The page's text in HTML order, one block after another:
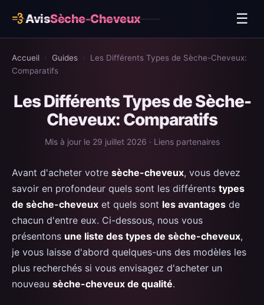
💨AvisSèche-Cheveux ☰
Comparatif
Avis produits
Dyson Supersonic Nural
BaByliss Air Power Pro ✨
Laifen Swift ✨
Remington PROluxe AC9140
Rowenta Maestria
BaByliss Digital Sensor
Panasonic nanoe
Guides
Accueil › Guides ›
Les Différents Types de Sèche-Cheveux:
Comparatifs
Les Différents Types de Sèche-
Cheveux: Comparatifs
Mis à jour le 29 juillet 2026 · Liens partenaires
Avant d'acheter votre sèche-cheveux, vous devez
savoir en profondeur quels sont les différents types
de sèche-cheveux et quels sont les avantages de
chacun d'entre eux. Ci-dessous, nous vous
présentons une liste des types de sèche-cheveux,
je vous laisse d'abord quelques-uns des modèles les
plus recherchés si vous envisagez d'acheter un
nouveau sèche-cheveux de qualité.